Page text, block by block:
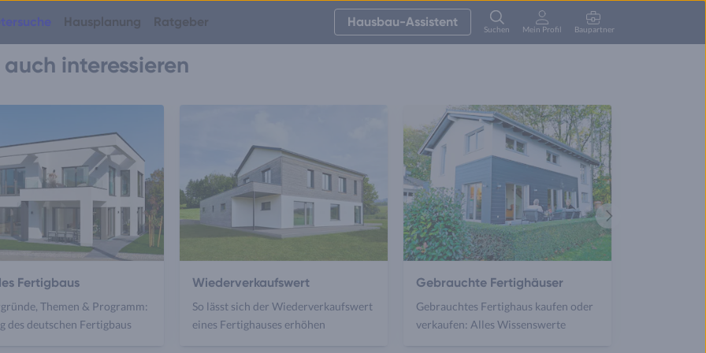
Hausplanung Ratgeber Hausbau-Assistent Suchen Mein Profil Baupartner
interessieren
Fertigbaus
Themen & Programm:
des deutschen Fertigbaus
Wiederverkaufswert
So lässt sich der Wiederverkaufswert
eines Fertighauses erhöhen
Gebrauchte Fertighäuser
Gebrauchtes Fertighaus kaufen oder
verkaufen: Alles Wissenswerte
Nächster